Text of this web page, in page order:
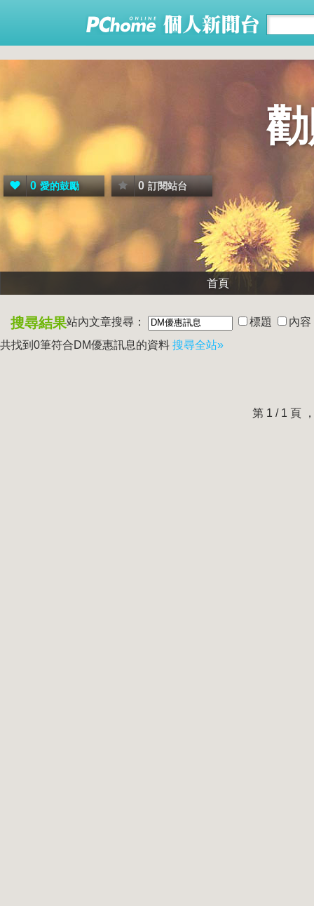
0 愛的鼓勵 0 訂閱站台
首頁
搜尋結果站內文章搜尋： 標題
內容
共找到0筆符合DM優惠訊息的資料 搜尋全站»
第 1 / 1